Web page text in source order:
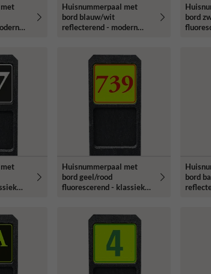
Huisnummerpaal met
bord blauw/wit
reflecterend - modern
bord
Huisnummerpaal met
bord geel/rood
fluorescerend - klassiek
bord